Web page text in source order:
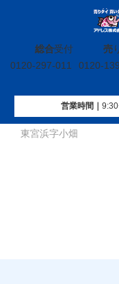
総合受付
0120-297-011
売
0120-
営業時間｜
イエステーション»売
東宮浜字小畑